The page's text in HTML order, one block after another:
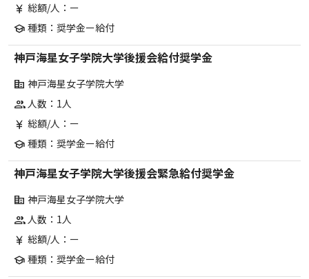
currency_yen 総額/人：ー
school 種類：奨学金ー給付
神戸海星女子学院大学後援会給付奨学金
corporate_fare 神戸海星女子学院大学
group人数：1人
currency_yen 総額/人：ー
school 種類：奨学金ー給付
神戸海星女子学院大学後援会緊急給付奨学金
corporate_fare 神戸海星女子学院大学
group人数：1人
currency_yen 総額/人：ー
school 種類：奨学金ー給付